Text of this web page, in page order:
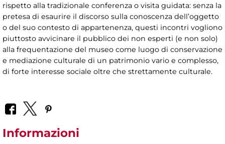
rispetto alla tradizionale conferenza o visita guidata: senza la
pretesa di esaurire il discorso sulla conoscenza dell’oggetto
o del suo contesto di appartenenza, questi incontri vogliono
piuttosto avvicinare il pubblico dei non esperti (e non solo)
alla frequentazione del museo come luogo di conservazione
e mediazione culturale di un patrimonio vario e complesso,
di forte interesse sociale oltre che strettamente culturale.
Informazioni